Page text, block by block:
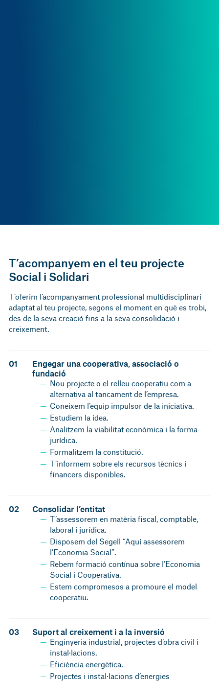
T’acompanyem en el teu projecte
Social i Solidari
T’oferim l’acompanyament professional multidisciplinari
adaptat al teu projecte, segons el moment en què es trobi,
des de la seva creació fins a la seva consolidació i
creixement.
01
Engegar una cooperativa, associació o
fundació
Nou projecte o el relleu cooperatiu com a
alternativa al tancament de l’empresa.
Coneixem l’equip impulsor de la iniciativa.
Estudiem la idea.
Analitzem la viabilitat econòmica i la forma
jurídica.
Formalitzem la constitució.
T’informem sobre els recursos tècnics i
financers disponibles.
02 Consolidar l’entitat
T’assessorem en matèria fiscal, comptable,
laboral i jurídica.
Disposem del Segell “Aquí assessorem
l’Economia Social”.
Rebem formació contínua sobre l’Economia
Social i Cooperativa.
Estem compromesos a promoure el model
cooperatiu.
03 Suport al creixement i a la inversió
Enginyeria industrial, projectes d’obra civil i
instal·lacions.
Eficiència energètica.
Projectes i instal·lacions d’energies